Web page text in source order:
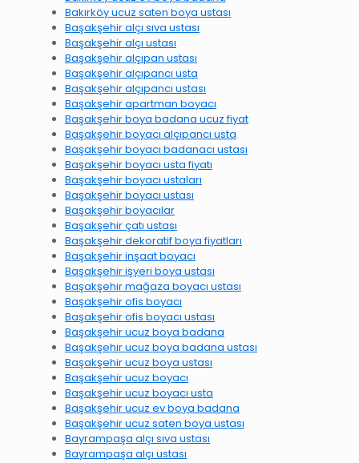
Bakırköy ucuz saten boya ustası
Başakşehir alçı sıva ustası
Başakşehir alçı ustası
Başakşehir alçıpan ustası
Başakşehir alçıpancı usta
Başakşehir alçıpancı ustası
Başakşehir apartman boyacı
Başakşehir boya badana ucuz fiyat
Başakşehir boyacı alçıpancı usta
Başakşehir boyacı badanacı ustası
Başakşehir boyacı usta fiyatı
Başakşehir boyacı ustaları
Başakşehir boyacı ustası
Başakşehir boyacılar
Başakşehir çatı ustası
Başakşehir dekoratif boya fiyatları
Başakşehir inşaat boyacı
Başakşehir işyeri boya ustası
Başakşehir mağaza boyacı ustası
Başakşehir ofis boyacı
Başakşehir ofis boyacı ustası
Başakşehir ucuz boya badana
Başakşehir ucuz boya badana ustası
Başakşehir ucuz boya ustası
Başakşehir ucuz boyacı
Başakşehir ucuz boyacı usta
Başakşehir ucuz ev boya badana
Başakşehir ucuz saten boya ustası
Bayrampaşa alçı sıva ustası
Bayrampaşa alçı ustası